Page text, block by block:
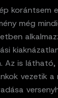
korántsem
még
Az is látható,
vezetik